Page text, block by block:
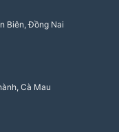
Biên, Đồng Nai
Cà Mau